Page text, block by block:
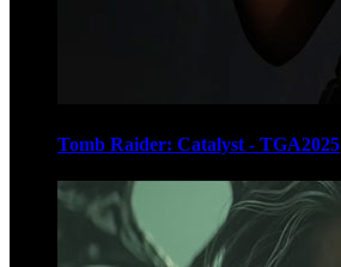
Tomb Raider: Catalyst - TGA2025